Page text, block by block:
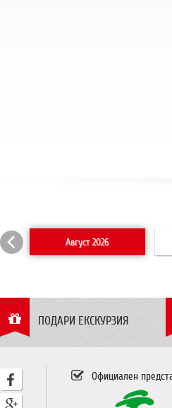
Август 2026
ПОДАРИ ЕКСКУРЗИЯ
Официален